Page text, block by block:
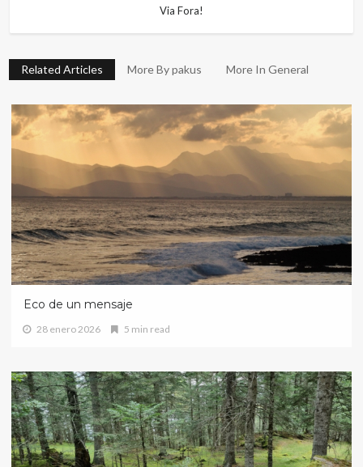
Via Fora!
Related Articles More By pakus More In General
Eco de un mensaje
28 enero 2026 5 min read